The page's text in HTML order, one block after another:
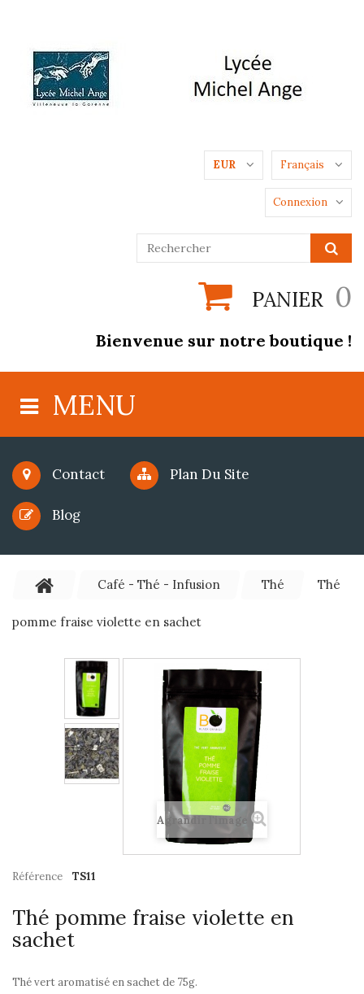
Français
EUR
Connexion
PANIER 0
Bienvenue sur notre boutique !
MENU
Contact Plan Du Site
Blog
Café - Thé - Infusion Thé Thé
pomme fraise violette en sachet
Agrandir l'image
Référence TS11
Thé pomme fraise violette en
sachet
Thé vert aromatisé en sachet de 75g.